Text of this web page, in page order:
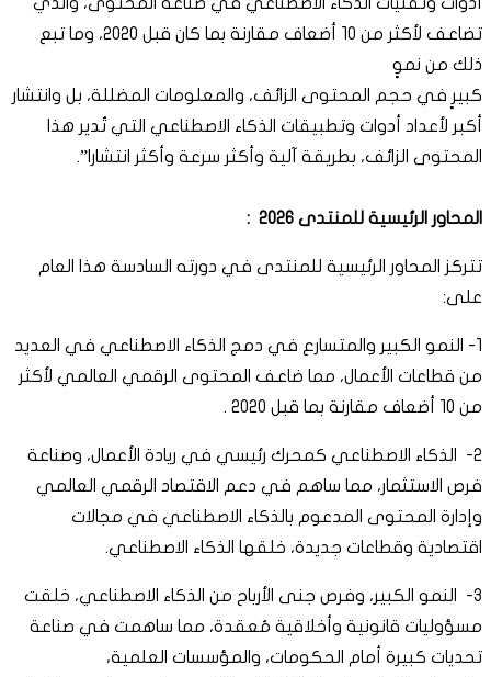
تضاعف لأكثر من 10 أضعاف مقارنة بما كان قبل 2020، وما تبع
ذلك من نموٍ
كبيرٍ في حجم المحتوى الزائف، والمعلومات المضللة، بل وانتشار
أكبر لأعداد أدوات وتطبيقات الذكاء الاصطناعي التي تُدير هذا
المحتوى الزائف، بطريقة آلية وأكثر سرعة وأكثر انتشارا”.
المحاور الرئيسية للمنتدى 2026 :
تتركز المحاور الرئيسية للمنتدى في دورته السادسة هذا العام
على:
1- النمو الكبير والمتسارع في دمج الذكاء الاصطناعي في العديد
من قطاعات الأعمال، مما ضاعف المحتوى الرقمي العالمي لأكثر
من 10 أضعاف مقارنة بما قبل 2020 .
2- الذكاء الاصطناعي كمحرك رئيسي في ريادة الأعمال، وصناعة
فرص الاستثمار، مما ساهم في دعم الاقتصاد الرقمي العالمي
وإدارة المحتوى المدعوم بالذكاء الاصطناعي في مجالات
اقتصادية وقطاعات جديدة، خلقها الذكاء الاصطناعي.
3- النمو الكبير، وفرص جنى الأرباح من الذكاء الاصطناعي، خلقت
مسؤوليات قانونية وأخلاقية مُعقدة، مما ساهمت في صناعة
تحديات كبيرة أمام الحكومات، والمؤسسات العلمية،